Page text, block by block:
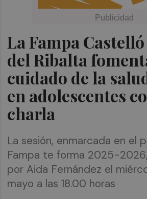
La Fampa Castelló
del Ribalta
cuidado de la
en adolescentes
charla
La sesión, enmarcada en el
Fampa te forma 2025-
por Aida Fernández el
mayo a las 18.00 horas